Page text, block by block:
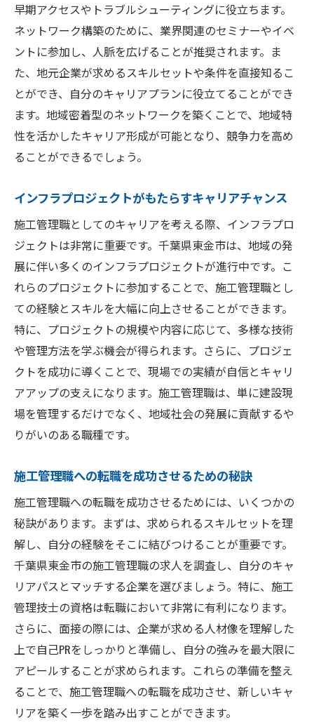
企業文化がキャリアに与える影響
スキルマッチングを活用した求人選び
長期的なキャリアプランを考慮した求人の
探し方
施工管理職の求人での募集要項の見方
求人情報の読み解き方とその活用法
東金市で施工管理職として成功するための求人
成功するための求人応募のタイミング
面接でのアピールポイントとその方法
履歴書作成のコツと施工管理職への適用
地域情報を活用した求人情報の見つけ方
競争力を高めるための自己分析
ネットワークを活用した転職活動の進め方
施工管理職求人を活用した東金市でのキャリア
形成
施工管理職求人の選択が与えるキャリアへ
の影響
キャリアゴールに基づいた求人選びの方法
活用
成功体験から学ぶ施工管理職のキャリア形
成
地域でのキャリアパスをサポートする制度
の活用
施工管理職としての長期的なキャリアビジ
ョン
早期アクセスやトラブルシューティングに役立ちます。
ネットワーク構築のために、業界関連のセミナーやイベ
ントに参加し、人脈を広げることが推奨されます。ま
た、地元企業が求めるスキルセットや条件を直接知るこ
とができ、自分のキャリアプランに役立てることができ
ます。地域密着型のネットワークを築くことで、地域特
性を活かしたキャリア形成が可能となり、競争力を高め
ることができるでしょう。
インフラプロジェクトがもたらすキャリアチャンス
施工管理職としてのキャリアを考える際、インフラプロ
ジェクトは非常に重要です。千葉県東金市は、地域の発
展に伴い多くのインフラプロジェクトが進行中です。こ
れらのプロジェクトに参加することで、施工管理職とし
ての経験とスキルを大幅に向上させることができます。
特に、プロジェクトの規模や内容に応じて、多様な技術
や管理方法を学ぶ機会が得られます。さらに、プロジェ
クトを成功に導くことで、現場での実績が自信とキャリ
アアップの支えになります。施工管理職は、単に建設現
場を管理するだけでなく、地域社会の発展に貢献するや
りがいのある職種です。
施工管理職への転職を成功させるための秘訣
施工管理職への転職を成功させるためには、いくつかの
秘訣があります。まずは、求められるスキルセットを理
解し、自分の経験をそこに結びつけることが重要です。
千葉県東金市の施工管理職の求人を調査し、自分のキャ
リアパスとマッチする企業を選びましょう。特に、施工
管理技士の資格は転職において非常に有利になります。
さらに、面接の際には、企業が求める人材像を理解した
上で自己PRをしっかりと準備し、自分の強みを最大限に
アピールすることが求められます。これらの準備を整え
ることで、施工管理職への転職を成功させ、新しいキャ
リアを築く一歩を踏み出すことができます。